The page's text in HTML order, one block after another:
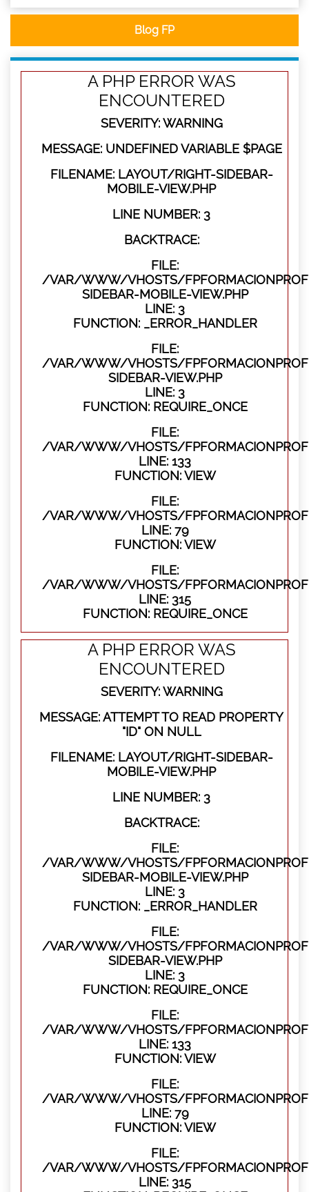
Blog FP
A PHP ERROR WAS
ENCOUNTERED
SEVERITY: WARNING
MESSAGE: UNDEFINED VARIABLE $PAGE
FILENAME: LAYOUT/RIGHT-SIDEBAR-
MOBILE-VIEW.PHP
LINE NUMBER: 3
BACKTRACE:
FILE:
/VAR/WWW/VHOSTS/
SIDEBAR-MOBILE-VIEW.PHP
LINE: 3
FUNCTION: _ERROR_HANDLER
FILE:
/VAR/WWW/VHOSTS/
SIDEBAR-VIEW.PHP
LINE: 3
FUNCTION: REQUIRE_ONCE
FILE:
/VAR/WWW/VHOSTS/
LINE: 133
FUNCTION: VIEW
FILE:
/VAR/WWW/VHOSTS/
LINE: 79
FUNCTION: VIEW
FILE:
/VAR/WWW/VHOSTS/
LINE: 315
FUNCTION: REQUIRE_ONCE
A PHP ERROR WAS
ENCOUNTERED
SEVERITY: WARNING
MESSAGE: ATTEMPT TO READ PROPERTY
"ID" ON NULL
FILENAME: LAYOUT/RIGHT-SIDEBAR-
MOBILE-VIEW.PHP
LINE NUMBER: 3
BACKTRACE:
FILE:
/VAR/WWW/VHOSTS/
SIDEBAR-MOBILE-VIEW.PHP
LINE: 3
FUNCTION: _ERROR_HANDLER
FILE:
/VAR/WWW/VHOSTS/
SIDEBAR-VIEW.PHP
LINE: 3
FUNCTION: REQUIRE_ONCE
FILE:
/VAR/WWW/VHOSTS/
LINE: 133
FUNCTION: VIEW
FILE:
/VAR/WWW/VHOSTS/
LINE: 79
FUNCTION: VIEW
FILE:
/VAR/WWW/VHOSTS/
LINE: 315